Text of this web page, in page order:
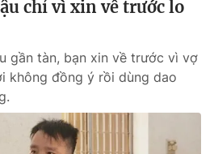
chỉ vì xin về trước lo
gần tàn, bạn xin về trước vì vợ
không đồng ý rồi dùng dao